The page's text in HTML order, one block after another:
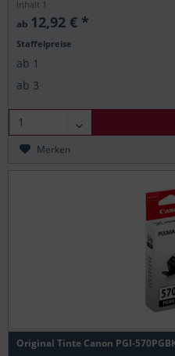
Inhalt 1
ab 12,92 € *
Staffelpreise
ab 1
ab 3
Merken
Original Tinte Canon PGI-